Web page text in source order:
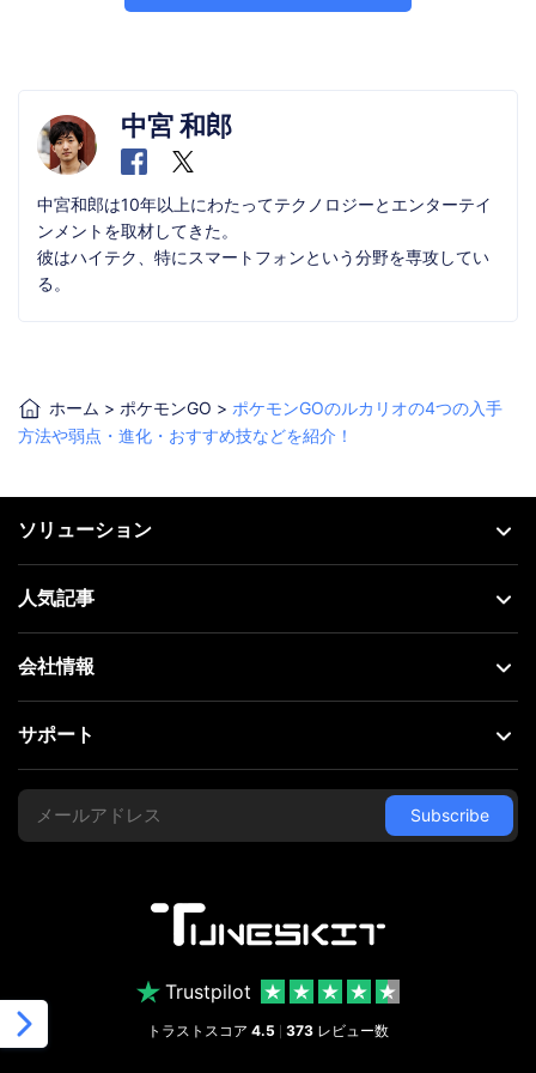
中宮 和郎
中宮和郎は10年以上にわたってテクノロジーとエンターテイ
ンメントを取材してきた。
彼はハイテク、特にスマートフォンという分野を専攻してい
る。
ホーム > ポケモンGO > ポケモンGOのルカリオの4つの入手
方法や弱点・進化・おすすめ技などを紹介！
Trustpilot
トラストスコア 4.5 373 レビュー数
ソリューション
人気記事
会社情報
サポート